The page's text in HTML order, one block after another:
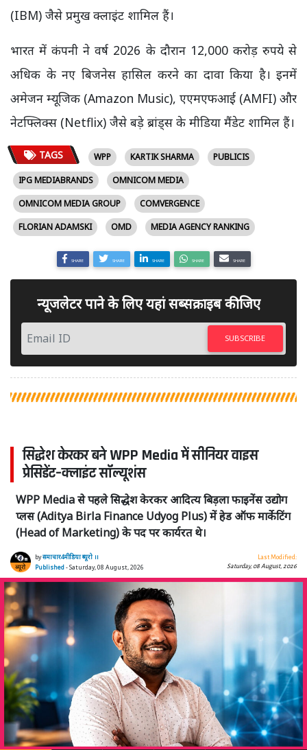
(IBM) जैसे प्रमुख क्लाइंट शामिल हैं।
भारत में कंपनी ने वर्ष 2026 के दौरान 12,000 करोड़ रुपये से
अधिक के नए बिजनेस हासिल करने का दावा किया है। इनमें
अमेजन म्यूजिक (Amazon Music), एएमएफआई (AMFI) और
नेटफ्लिक्स (Netflix) जैसे बड़े ब्रांड्स के मीडिया मैंडेट शामिल हैं।
TAGS WPP KARTIK SHARMA
PUBLICIS
IPG MEDIABRANDS
OMNICOM MEDIA
OMNICOM MEDIA GROUP
COMVERGENCE
FLORIAN ADAMSKI
OMD MEDIA AGENCY RANKING
SHARE SHARE SHARE SHARE SHARE
न्यूजलेटर पाने के लिए यहां सब्सक्राइब कीजिए
SUBSCRIBE
सिद्धेश केरकर बने WPP Media में सीनियर वाइस
प्रेसिडेंट–क्लाइंट सॉल्यूशंस
WPP Media से पहले सिद्धेश केरकर आदित्य बिड़ला फाइनेंस उद्योग
प्लस (Aditya Birla Finance Udyog Plus) में हेड ऑफ मार्केटिंग
(Head of Marketing) के पद पर कार्यरत थे।
byसमाचार4मीडिया ब्यूरो ।।
Published- Saturday, 08 August, 2026
Last Modified:
Saturday, 08 August, 2026